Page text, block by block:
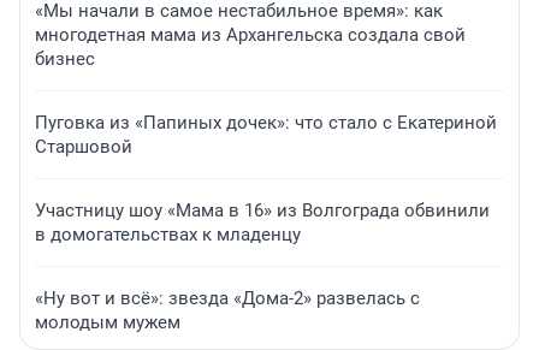
«Мы начали в самое нестабильное время»: как
многодетная мама из Архангельска создала свой
бизнес
Пуговка из «Папиных дочек»: что стало с Екатериной
Старшовой
Участницу шоу «Мама в 16» из Волгограда обвинили
в домогательствах к младенцу
«Ну вот и всё»: звезда «Дома-2» развелась с
молодым мужем